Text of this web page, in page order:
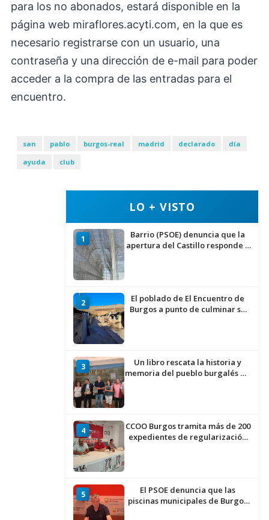
para los no abonados, estará disponible en la
página web miraflores.acyti.com, en la que es
necesario registrarse con un usuario, una
contraseña y una dirección de e-mail para poder
acceder a la compra de las entradas para el
encuentro.
san pablo burgos-real madrid declarado
día
ayuda
club
LO + VISTO
1
Barrio (PSOE) denuncia que la
apertura del Castillo responde a
2
El poblado de El Encuentro de
Burgos a punto de culminar su
3
Un libro rescata la historia y
memoria del pueblo burgalés de
4
CCOO Burgos tramita más de 200
expedientes de regularización
5
El PSOE denuncia que las
piscinas municipales de Burgos